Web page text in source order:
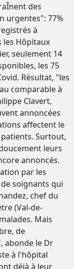
des
urgentes": 77%
à
les Hôpitaux
seulement 14
les 75
Résultat, "les
comparable à
Clavert,
annoncées
affectent le
Surtout,
leurs
annoncés.
par les
soignants qui
chef du
(Val-de-
Mais
de
abonde le Dr
à l'hôpital
déjà à leur